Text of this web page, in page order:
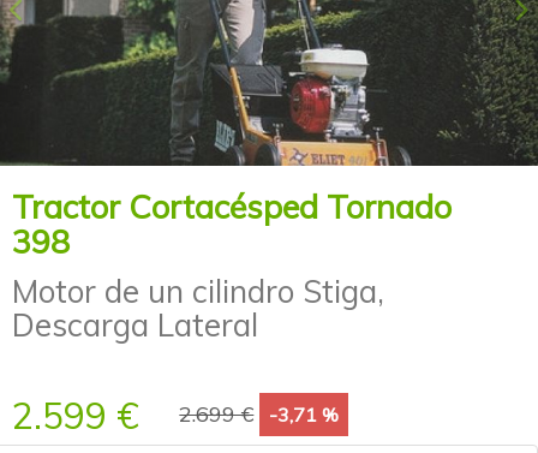
Tractor Cortacésped Tornado
398
Motor de un cilindro Stiga,
Descarga Lateral
2.599 € 2.699 € -3,71 %